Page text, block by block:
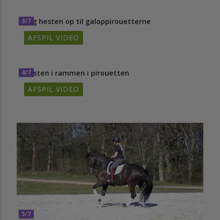
3/7
Byg hesten op til galoppirouetterne
AFSPIL VIDEO
4/7
Hesten i rammen i pirouetten
AFSPIL VIDEO
5/7